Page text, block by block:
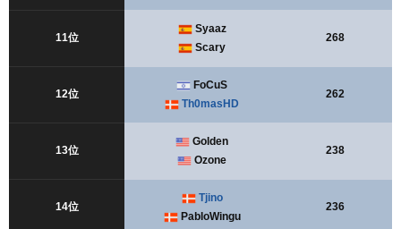
11位
Syaaz
Scary
268
12位
FoCuS
Th0masHD
262
13位
Golden
Ozone
238
14位
Tjino
PabloWingu
236